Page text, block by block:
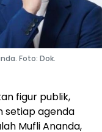
Foto: Dok.
figur publik,
setiap agenda
Mufli Ananda,